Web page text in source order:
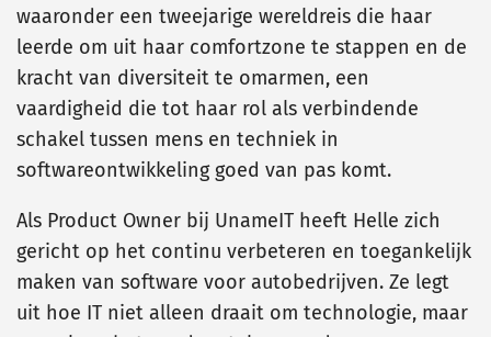
waaronder een tweejarige wereldreis die haar
leerde om uit haar comfortzone te stappen en de
kracht van diversiteit te omarmen, een
vaardigheid die tot haar rol als verbindende
schakel tussen mens en techniek in
softwareontwikkeling goed van pas komt.
Als Product Owner bij UnameIT heeft Helle zich
gericht op het continu verbeteren en toegankelijk
maken van software voor autobedrijven. Ze legt
uit hoe IT niet alleen draait om technologie, maar